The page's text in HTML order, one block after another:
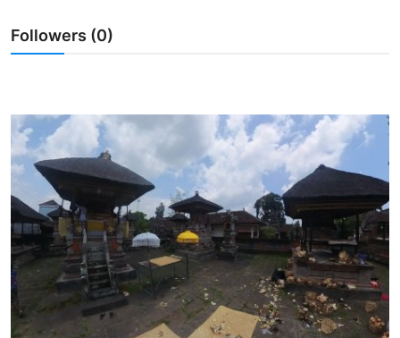
Indonesia
Followers (0)